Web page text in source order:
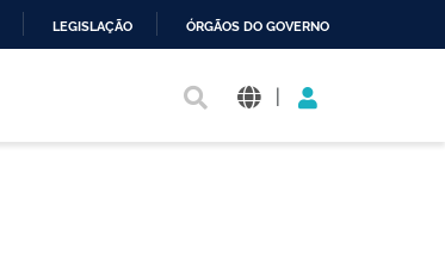
LEGISLAÇÃO ÓRGÃOS DO GOVERNO
|